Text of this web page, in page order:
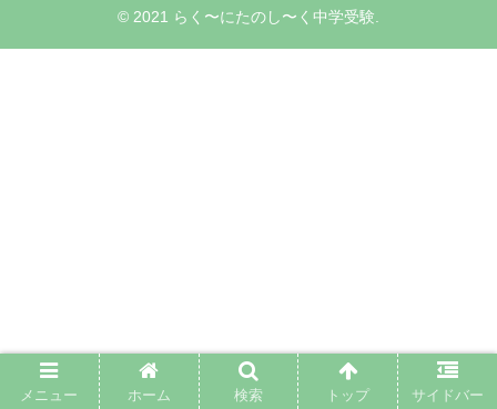
© 2021 らく〜にたのし〜く中学受験.
メニュー ホーム 検索 トップ サイドバー